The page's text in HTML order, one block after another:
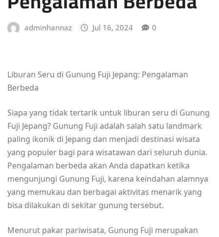
adminhannaz Jul 16, 2024 0
Liburan Seru di Gunung Fuji Jepang: Pengalaman
Berbeda
Siapa yang tidak tertarik untuk liburan seru di Gunung
Fuji Jepang? Gunung Fuji adalah salah satu landmark
paling ikonik di Jepang dan menjadi destinasi wisata
yang populer bagi para wisatawan dari seluruh dunia.
Pengalaman berbeda akan Anda dapatkan ketika
mengunjungi Gunung Fuji, karena keindahan alamnya
yang memukau dan berbagai aktivitas menarik yang
bisa dilakukan di sekitar gunung tersebut.
Menurut pakar pariwisata, Gunung Fuji merupakan